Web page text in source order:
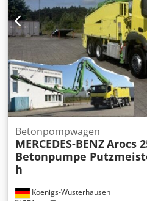
Koenigs-Wusterhausen
Betonpompwagen
MERCEDES-BENZArocs
Betonpumpe
h